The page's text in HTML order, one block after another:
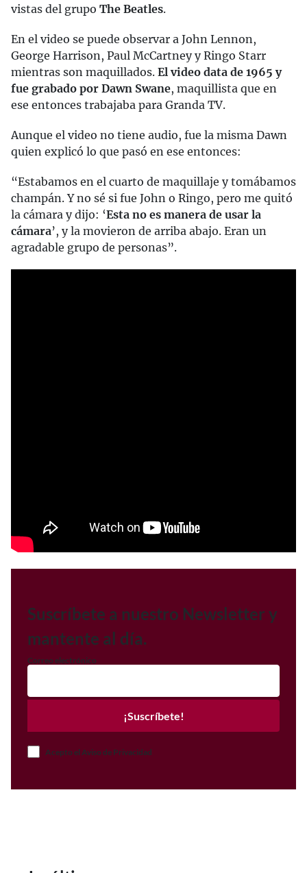
vistas del grupo The Beatles.
En el video se puede observar a John Lennon,
George Harrison, Paul McCartney y Ringo Starr
mientras son maquillados. El video data de 1965 y
fue grabado por Dawn Swane, maquillista que en
ese entonces trabajaba para Granda TV.
Aunque el video no tiene audio, fue la misma Dawn
quien explicó lo que pasó en ese entonces:
“Estabamos en el cuarto de maquillaje y tomábamos
champán. Y no sé si fue John o Ringo, pero me quitó
la cámara y dijo: ‘Esta no es manera de usar la
cámara’, y la movieron de arriba abajo. Eran un
agradable grupo de personas”.
Suscríbete a nuestro Newsletter y
mantente al día.
Correo electrónico
¡Suscríbete!
Acepto el Aviso de Privacidad